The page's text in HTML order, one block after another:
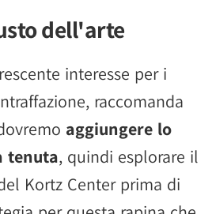
dell'arte
interesse per i
raccomanda
aggiungere lo
tenuta, quindi esplorare il
Kortz Center prima di